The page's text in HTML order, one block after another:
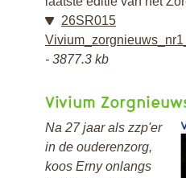
26SR015
3877.3 kb
Vivium
Na 27 jaar als zzp'er
in de ouderenzorg,
koos Erny onlangs